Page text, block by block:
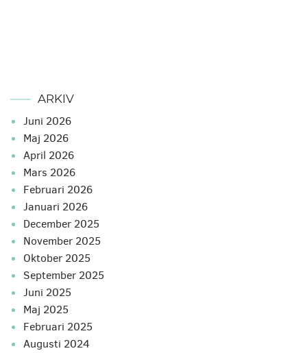
ARKIV
juni 2026
maj 2026
april 2026
mars 2026
februari 2026
januari 2026
december 2025
november 2025
oktober 2025
september 2025
juni 2025
maj 2025
februari 2025
augusti 2024